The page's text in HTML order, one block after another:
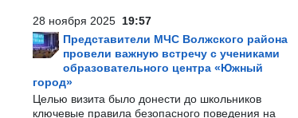
28 ноября 2025 19:57
Представители МЧС Волжского района
провели важную встречу с учениками
образовательного центра «Южный
город»
Целью визита было донести до школьников
ключевые правила безопасного поведения на